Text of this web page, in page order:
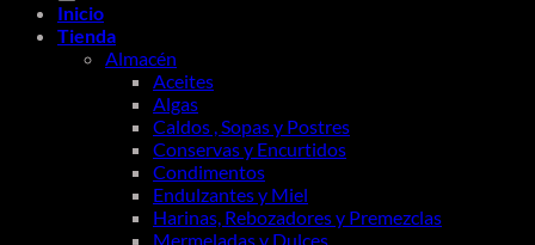
Inicio
Tienda
Almacén
Aceites
Algas
Caldos , Sopas y Postres
Conservas y Encurtidos
Condimentos
Endulzantes y Miel
Harinas, Rebozadores y Premezclas
Mermeladas y Dulces